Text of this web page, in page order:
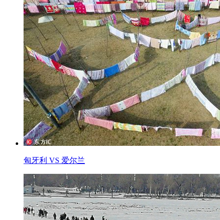
匈牙利 VS 爱尔兰